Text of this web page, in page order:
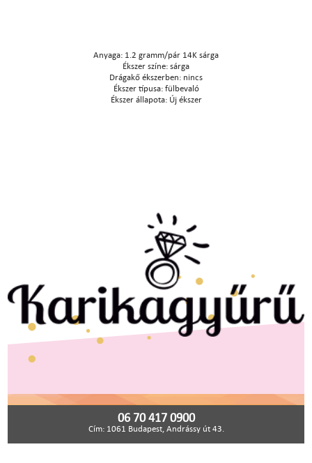
Anyaga: 1.2 gramm/pár 14K sárga
Ékszer színe: sárga
Drágakő ékszerben: nincs
Ékszer típusa: fülbevaló
Ékszer állapota: Új ékszer
06 70 417 0900
Cím: 1061 Budapest, Andrássy út 43.